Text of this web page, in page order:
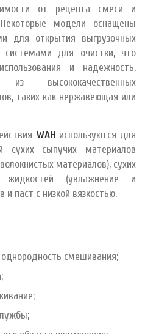
от рецепта смеси и
модели оснащены
для открытия выгрузочных
для очистки, что
и надежность.
высококачественных
таких как нержавеющая или
WАH используются для
сыпучих материалов
материалов), сухих
(увлажнение и
паст с низкой вязкостью.
смешивания;